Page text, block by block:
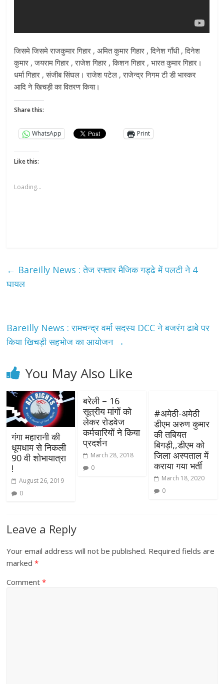
जिसमे जिसमे राजकुमार गिहार , अमित कुमार गिहार , दिनेश गाँधी , दिनेश
कुमार , जयराम गिहार , राजेश गिहार , किशन गिहार , भारत कुमार गिहार।
धर्मा गिहार , संजीब सिंघल। राजेश पटेल , राजेन्द्र निगम टी डी भास्कर
आदि ने खिचड़ी का वितरण किया।
Share this:
WhatsApp Print
Like this:
Loading...
← Bareilly News : तेज रफ्तार मैजिक गड्ढे में पलटी ने 4
घायल
Bareilly News : रामचन्द्र वर्मा सदस्य DCC ने बजरंग ढाबे पर
किया खिचड़ी सहभोज का आयोजन →
You May Also Like
गंगा महारानी की
धूमधाम से निकली
90 वी शोभायात्रा
!
August 26, 2019
0
बरेली – 16
सूत्रीय मांगों को
लेकर रोडवेज
कर्मचारियों ने किया
प्रदर्शन
March 28, 2018
0
#अमेठी-अमेठी
डीएम अरुण कुमार
की तबियत
बिगड़ी,,डीएम को
जिला अस्पताल में
कराया गया भर्ती
March 18, 2020
0
Leave a Reply
Your email address will not be published. Required fields are
marked*
Comment*